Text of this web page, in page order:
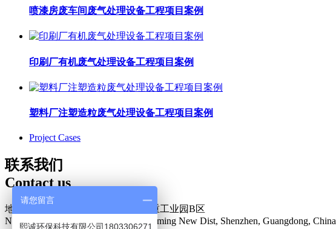
喷漆房废车间废气处理设备工程项目案例
印刷厂有机废气处理设备工程项目案例
塑料厂注塑造粒废气处理设备工程项目案例
Project Cases
联系我们
Contact us
地址：深圳市光明新区楼村盛泰安重工业园B区
N0.34 Zhenxing Road, Loucun, Guangming New Dist, Shenzhen, Guangdong, China
请您留言
熙诚环保科技有限公司1803306271